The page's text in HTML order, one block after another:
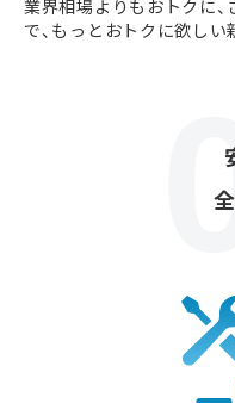
業界相場よりもおトクに
で、もっとおトクに欲しい